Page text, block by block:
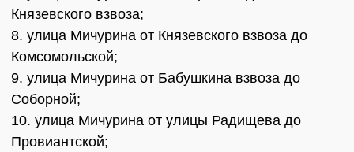
Князевского взвоза;
8. улица Мичурина от Князевского взвоза до
Комсомольской;
9. улица Мичурина от Бабушкина взвоза до
Соборной;
10. улица Мичурина от улицы Радищева до
Провиантской;